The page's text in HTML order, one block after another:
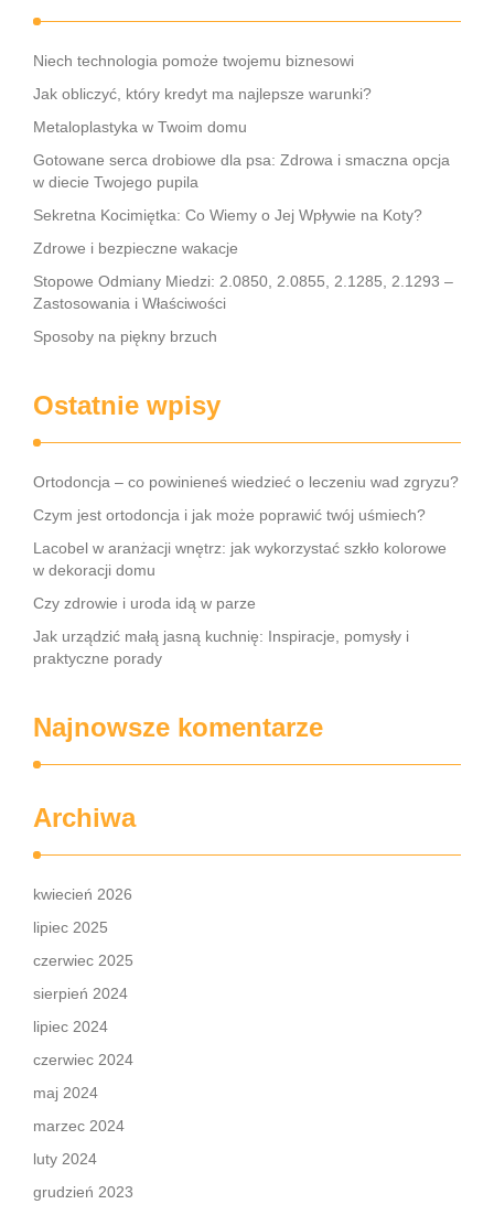
Niech technologia pomoże twojemu biznesowi
Jak obliczyć, który kredyt ma najlepsze warunki?
Metaloplastyka w Twoim domu
Gotowane serca drobiowe dla psa: Zdrowa i smaczna opcja
w diecie Twojego pupila
Sekretna Kocimiętka: Co Wiemy o Jej Wpływie na Koty?
Zdrowe i bezpieczne wakacje
Stopowe Odmiany Miedzi: 2.0850, 2.0855, 2.1285, 2.1293 –
Zastosowania i Właściwości
Sposoby na piękny brzuch
Ostatnie wpisy
Ortodoncja – co powinieneś wiedzieć o leczeniu wad zgryzu?
Czym jest ortodoncja i jak może poprawić twój uśmiech?
Lacobel w aranżacji wnętrz: jak wykorzystać szkło kolorowe
w dekoracji domu
Czy zdrowie i uroda idą w parze
Jak urządzić małą jasną kuchnię: Inspiracje, pomysły i
praktyczne porady
Najnowsze komentarze
Archiwa
kwiecień 2026
lipiec 2025
czerwiec 2025
sierpień 2024
lipiec 2024
czerwiec 2024
maj 2024
marzec 2024
luty 2024
grudzień 2023